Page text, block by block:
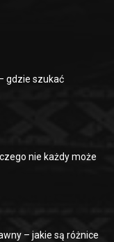
gdzie szukać
nie każdy może
– jakie są różnice